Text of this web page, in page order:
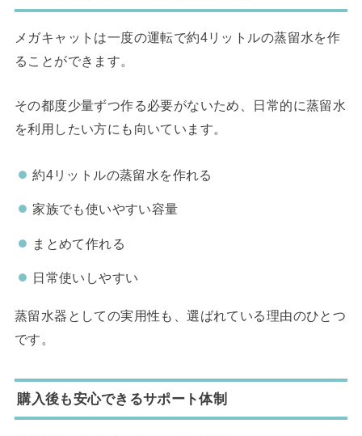
メガキャットは一度の運転で約4リットルの蒸留水を作
ることができます。
その都度少量ずつ作る必要がないため、日常的に蒸留水
を利用したい方にも向いています。
約4リットルの蒸留水を作れる
家族でも使いやすい容量
まとめて作れる
日常使いしやすい
蒸留水器としての実用性も、選ばれている理由のひとつ
です。
購入後も安心できるサポート体制